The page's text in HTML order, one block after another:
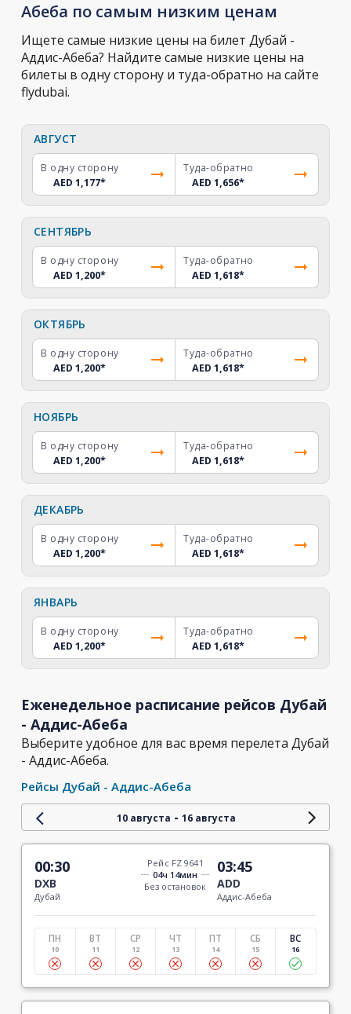
Абеба по самым низким ценам
Ищете самые низкие цены на билет Дубай -
Аддис-Абеба? Найдите самые низкие цены на
билеты в одну сторону и туда-обратно на сайте
flydubai.
АВГУСТ
В одну сторону
AED 1,177*
Туда-обратно
AED 1,656*
СЕНТЯБРЬ
В одну сторону
AED 1,200*
Туда-обратно
AED 1,618*
ОКТЯБРЬ
В одну сторону
AED 1,200*
Туда-обратно
AED 1,618*
НОЯБРЬ
В одну сторону
AED 1,200*
Туда-обратно
AED 1,618*
ДЕКАБРЬ
В одну сторону
AED 1,200*
Туда-обратно
AED 1,618*
ЯНВАРЬ
В одну сторону
AED 1,200*
Туда-обратно
AED 1,618*
Еженедельное расписание рейсов Дубай
- Аддис-Абеба
Выберите удобное для вас время перелета Дубай
- Аддис-Абеба.
Рейсы Дубай - Аддис-Абеба
10 августа - 16 августа
00:30
DXB
Дубай
Рейс FZ 9641
04ч 14мин
Без остановок
03:45
ADD
Аддис-Абеба
ПН
10
ВТ
11
СР
12
ЧТ
13
ПТ
14
СБ
15
ВС
16